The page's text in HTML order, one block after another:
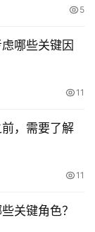
5
哪些关键因
11
，需要了解
11
关键角色？